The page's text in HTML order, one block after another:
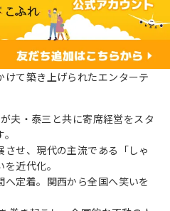
て築き上げられたエンターテ
夫・泰三と共に寄席経営をスタ
せ、現代の主流である「しゃ
近代化。
定着。関西から全国へ笑いを